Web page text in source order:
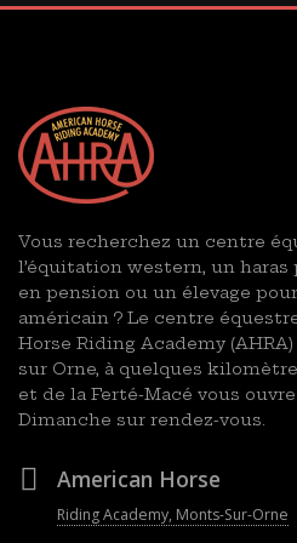
Vous recherchez un centre
l’équitation western, un
en pension ou un élevage
américain ? Le centre
Horse Riding Academy
sur Orne, à quelques
et de la Ferté-Macé vous
Dimanche sur rendez-vous.
American Horse
Riding Academy, Monts-Sur-Orne